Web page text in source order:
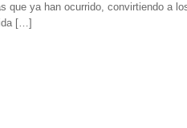
ya han ocurrido, convirtiendo a
[…]